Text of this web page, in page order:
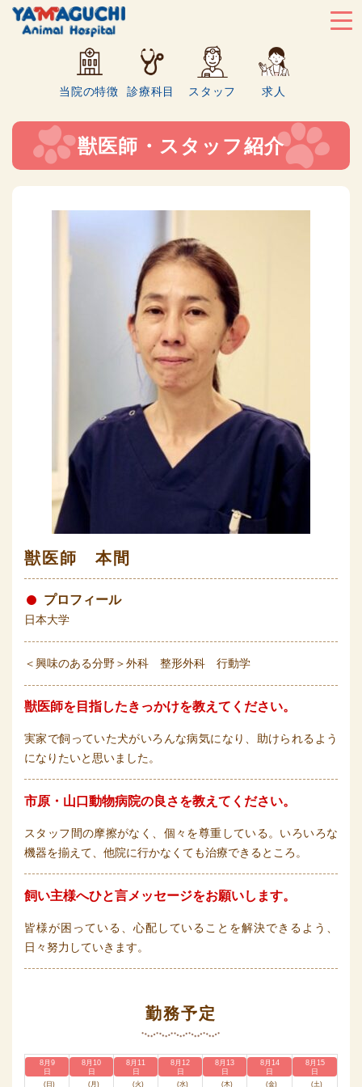
当院の特徴 診療科目 スタッフ 求人
獣医師・スタッフ紹介
獣医師 本間
プロフィール
日本大学
＜興味のある分野＞外科 整形外科 行動学
獣医師を目指したきっかけを教えてください。
実家で飼っていた犬がいろんな病気になり、助けられるよう
になりたいと思いました。
市原・山口動物病院の良さを教えてください。
スタッフ間の摩擦がなく、個々を尊重している。いろいろな
機器を揃えて、他院に行かなくても治療できるところ。
飼い主様へひと言メッセージをお願いします。
皆様が困っている、心配していることを解決できるよう、
日々努力していきます。
勤務予定
8月9
日
(日)
8月10
日
(月)
8月11
日
(火)
8月12
日
(水)
8月13
日
(木)
8月14
日
(金)
8月15
日
(土)